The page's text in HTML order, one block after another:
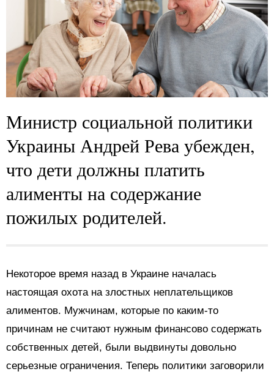
Министр социальной политики
Украины Андрей Рева убежден,
что дети должны платить
алименты на содержание
пожилых родителей.
Некоторое время назад в Украине началась
настоящая охота на злостных неплательщиков
алиментов. Мужчинам, которые по каким-то
причинам не считают нужным финансово содержать
собственных детей, были выдвинуты довольно
серьезные ограничения. Теперь политики заговорили